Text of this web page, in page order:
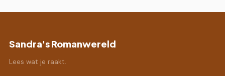
Sandra's Romanwereld
Lees wat je raakt.